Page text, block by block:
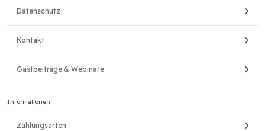
Datenschutz
Kontakt
Gastbeiträge & Webinare
Informationen
Zahlungsarten